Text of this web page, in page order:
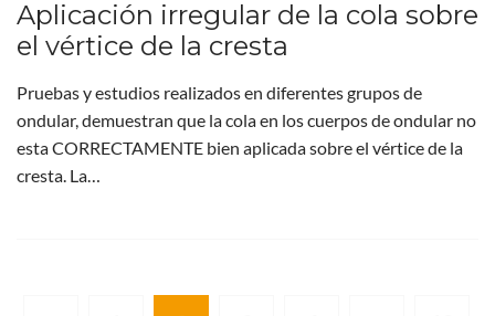
Aplicación irregular de la cola sobre
el vértice de la cresta
Pruebas y estudios realizados en diferentes grupos de
ondular, demuestran que la cola en los cuerpos de ondular no
esta CORRECTAMENTE bien aplicada sobre el vértice de la
cresta. La…